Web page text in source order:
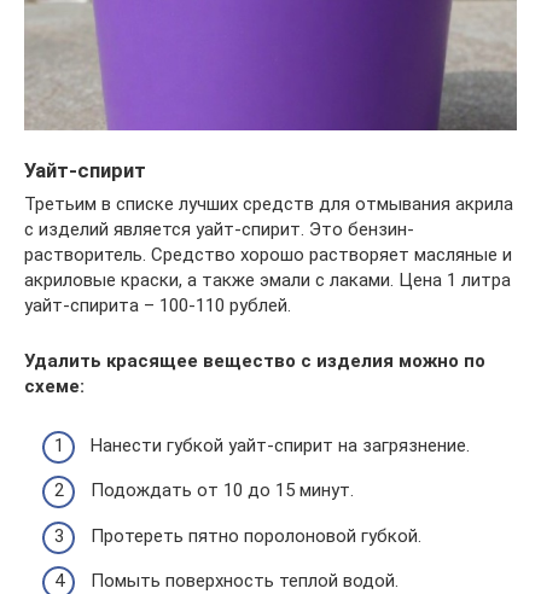
Уайт-спирит
Третьим в списке лучших средств для отмывания акрила
с изделий является уайт-спирит. Это бензин-
растворитель. Средство хорошо растворяет масляные и
акриловые краски, а также эмали с лаками. Цена 1 литра
уайт-спирита – 100-110 рублей.
Удалить красящее вещество с изделия можно по
схеме:
Нанести губкой уайт-спирит на загрязнение.
Подождать от 10 до 15 минут.
Протереть пятно поролоновой губкой.
Помыть поверхность теплой водой.